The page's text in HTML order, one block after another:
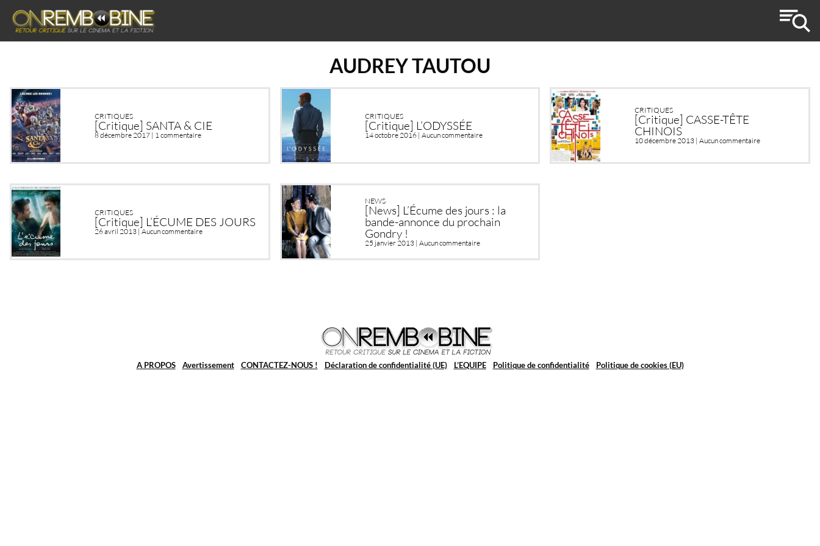
AUDREY TAUTOU
CRITIQUES
[Critique] SANTA & CIE
8 décembre 2017 | 1 commentaire
CRITIQUES
[Critique] L’ODYSSÉE
14 octobre 2016 | Aucun commentaire
CRITIQUES
[Critique] CASSE-TÊTE
CHINOIS
10 décembre 2013 |Aucun commentaire
CRITIQUES
[Critique] L’ÉCUME DES JOURS
26 avril 2013 |Aucun commentaire
NEWS
[News] L’Écume des jours : la
bande-annonce du prochain
Gondry !
25 janvier 2013 | Aucun commentaire
A PROPOS Avertissement CONTACTEZ-NOUS ! Déclaration de confidentialité (UE) L’EQUIPE Politique de confidentialité Politique de cookies (EU)